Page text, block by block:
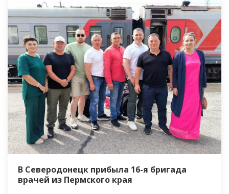
В Северодонецк прибыла 16-я бригада
врачей из Пермского края